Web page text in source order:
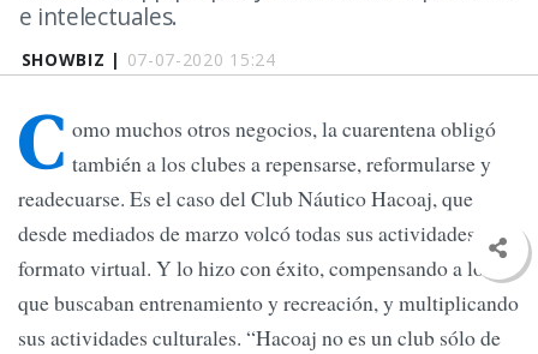
SHOWBIZ | 07-07-2020 15:24
e intelectuales.
C omo muchos otros negocios, la cuarentena obligó
también a los clubes a repensarse, reformularse y
readecuarse. Es el caso del Club Náutico Hacoaj, que
desde mediados de marzo volcó todas sus actividades al
formato virtual. Y lo hizo con éxito, compensando a los
que buscaban entrenamiento y recreación, y multiplicando
sus actividades culturales. “Hacoaj no es un club sólo de